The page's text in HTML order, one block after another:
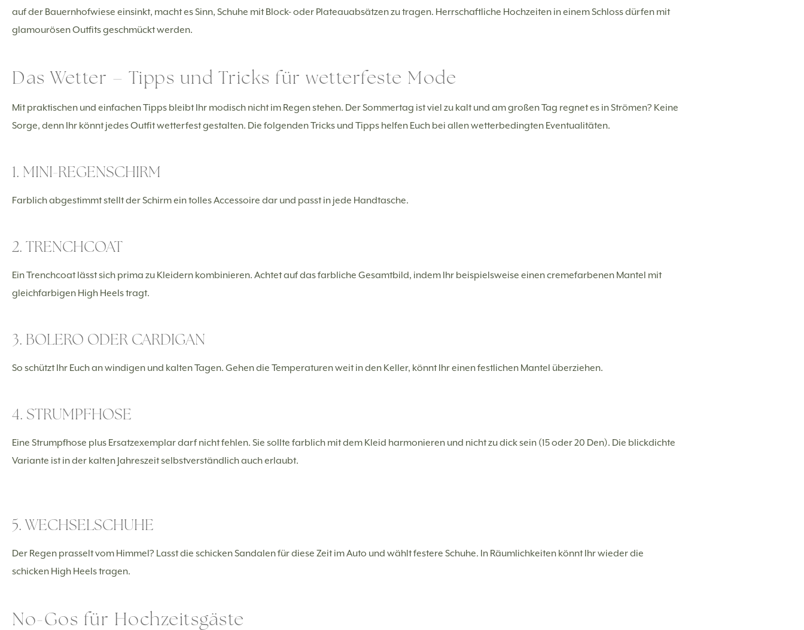
auf der Bauernhofwiese einsinkt, macht es Sinn, Schuhe mit Block- oder Plateauabsätzen zu tragen. Herrschaftliche Hochzeiten in einem Schloss dürfen mit
glamourösen Outfits geschmückt werden.
Das Wetter – Tipps und Tricks für wetterfeste Mode
Mit praktischen und einfachen Tipps bleibt Ihr modisch nicht im Regen stehen. Der Sommertag ist viel zu kalt und am großen Tag regnet es in Strömen? Keine
Sorge, denn Ihr könnt jedes Outfit wetterfest gestalten. Die folgenden Tricks und Tipps helfen Euch bei allen wetterbedingten Eventualitäten.
1. MINI-REGENSCHIRM
Farblich abgestimmt stellt der Schirm ein tolles Accessoire dar und passt in jede Handtasche.
2. TRENCHCOAT
Ein Trenchcoat lässt sich prima zu Kleidern kombinieren. Achtet auf das farbliche Gesamtbild, indem Ihr beispielsweise einen cremefarbenen Mantel mit
gleichfarbigen High Heels tragt.
3. BOLERO ODER CARDIGAN
So schützt Ihr Euch an windigen und kalten Tagen. Gehen die Temperaturen weit in den Keller, könnt Ihr einen festlichen Mantel überziehen.
4. STRUMPFHOSE
Eine Strumpfhose plus Ersatzexemplar darf nicht fehlen. Sie sollte farblich mit dem Kleid harmonieren und nicht zu dick sein (15 oder 20 Den). Die blickdichte
Variante ist in der kalten Jahreszeit selbstverständlich auch erlaubt.
5. WECHSELSCHUHE
Der Regen prasselt vom Himmel? Lasst die schicken Sandalen für diese Zeit im Auto und wählt festere Schuhe. In Räumlichkeiten könnt Ihr wieder die
schicken High Heels tragen.
No-Gos für Hochzeitsgäste